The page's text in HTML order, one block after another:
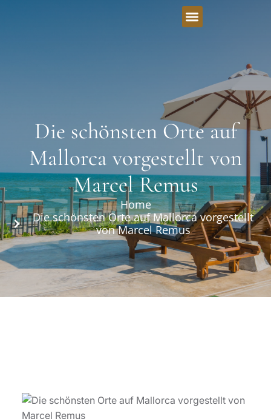
Die schönsten Orte auf
Mallorca vorgestellt von
Marcel Remus
Home
Die schönsten Orte auf Mallorca vorgestellt
von Marcel Remus